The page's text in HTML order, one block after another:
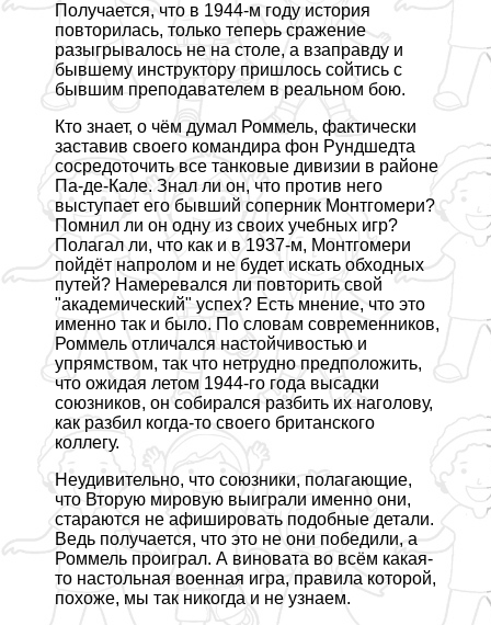
Получается, что в 1944-м году история
повторилась, только теперь сражение
разыгрывалось не на столе, а взаправду и
бывшему инструктору пришлось сойтись с
бывшим преподавателем в реальном бою.
Кто знает, о чём думал Роммель, фактически
заставив своего комaндира фон Рундшедта
сосредоточить все танковые дивизии в районе
Па-де-Кале. Знал ли он, что против него
выступает его бывший соперник Монтгомери?
Помнил ли он одну из своих учебных игр?
Полагал ли, что как и в 1937-м, Монтгомери
пойдёт напролом и не будет искать обходных
путей? Намеревался ли повторить свой
"академический" успех? Есть мнение, что это
именно так и было. По словам современников,
Роммель отличался настойчивостью и
упрямством, так что нетрудно предположить,
что ожидая летом 1944-го года высадки
союзников, он собирался разбить их наголову,
как разбил когда-то своего британского
коллегу.
Неудивительно, что союзники, полагающие,
что Вторую мировую выиграли именно они,
стараются не афишировать подобные детали.
Ведь получается, что это не они победили, а
Роммель проиграл. А виновата во всём какая-
то настольная военная игра, правила которой,
похоже, мы так никогда и не узнаем.